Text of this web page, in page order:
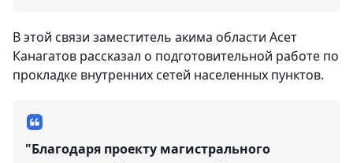
В этой связи заместитель акима области Асет
Канагатов рассказал о подготовительной работе по
прокладке внутренних сетей населенных пунктов.
"Благодаря проекту магистрального